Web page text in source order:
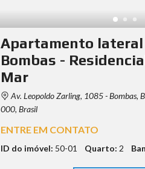
Apartamento lateral
Bombas -
Mar
Av. Leopoldo Zarling, 1085 - Bombas,
000, Brasil
ENTRE EM CONTATO
ID do imóvel: 50-01 Quarto: 2